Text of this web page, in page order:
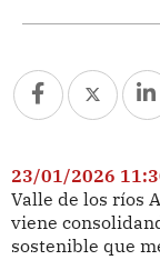
23/01/2026
Valle de los ríos
viene
sostenible que